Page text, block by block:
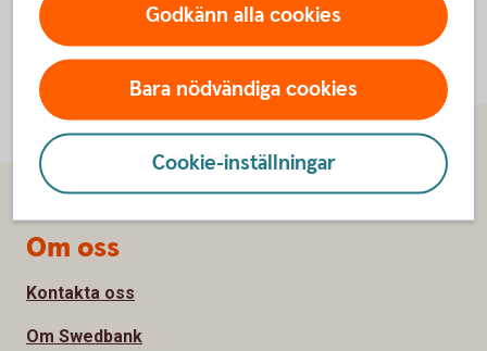
Godkänn alla cookies
Bara nödvändiga cookies
Cookie-inställningar
Sidfot
Om oss
Kontakta oss
Om Swedbank